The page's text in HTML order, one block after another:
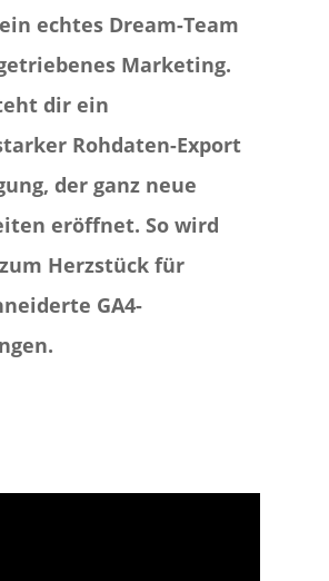
echtes Dream-Team
Marketing.
dir ein
Rohdaten-Export
der ganz neue
eröffnet. So wird
Herzstück für
GA4-
.